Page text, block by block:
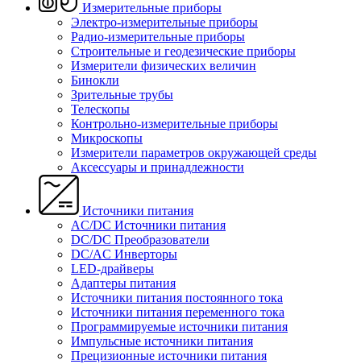
Измерительные приборы
Электро-измерительные приборы
Радио-измерительные приборы
Строительные и геодезические приборы
Измерители физических величин
Бинокли
Зрительные трубы
Телескопы
Контрольно-измерительные приборы
Микроскопы
Измерители параметров окружающей среды
Аксессуары и принадлежности
Источники питания
AC/DC Источники питания
DC/DC Преобразователи
DC/AC Инверторы
LED-драйверы
Адаптеры питания
Источники питания постоянного тока
Источники питания переменного тока
Программируемые источники питания
Импульсные источники питания
Прецизионные источники питания